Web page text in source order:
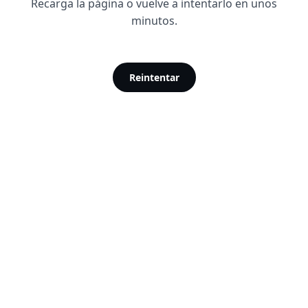
Recarga la página o vuelve a intentarlo en unos
minutos.
Reintentar